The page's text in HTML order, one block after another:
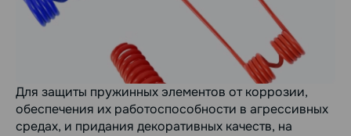
Для защиты пружинных элементов от коррозии,
обеспечения их работоспособности в агрессивных
средах, и придания декоративных качеств, на